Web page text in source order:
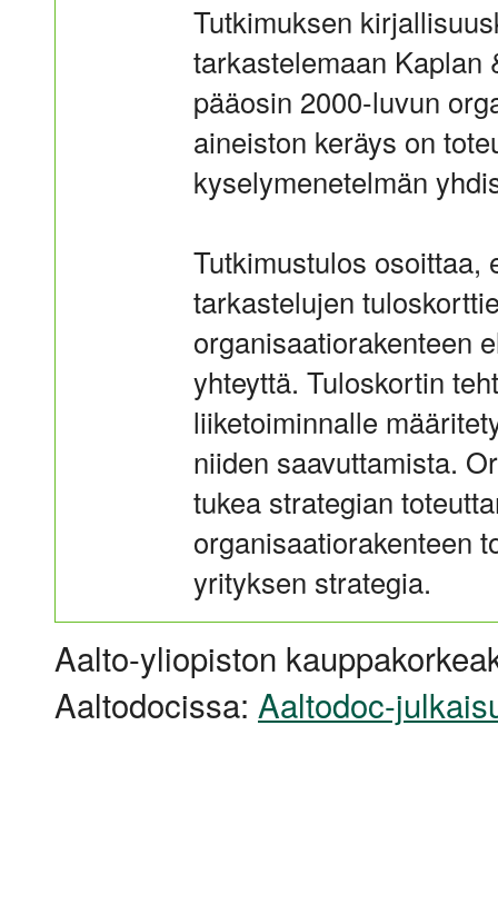
Tutkimuksen
tarkastelemaan Kaplan
pääosin 2000-luvun
aineiston keräys on
kyselymenetelmän
Tutkimustulos osoittaa,
tarkastelujen
organisaatiorakenteen
yhteyttä. Tuloskortin
liiketoiminnalle
niiden saavuttamista.
tukea strategian
organisaatiorakenteen
yrityksen strategia.
Aalto-yliopiston
Aaltodocissa: Aaltodoc-